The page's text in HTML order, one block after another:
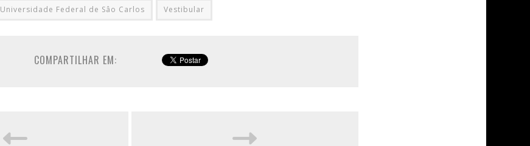
Universidade Federal de Sâo Carlos Vestibular
COMPARTILHAR EM: